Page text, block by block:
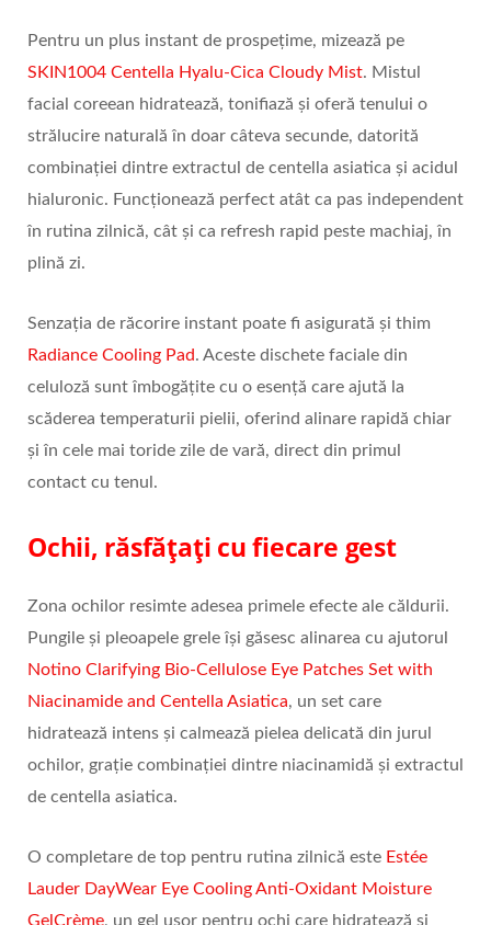
Pentru un plus instant de prospețime, mizează pe
SKIN1004 Centella Hyalu-Cica Cloudy Mist. Mistul
facial coreean hidratează, tonifiază și oferă tenului o
strălucire naturală în doar câteva secunde, datorită
combinației dintre extractul de centella asiatica și acidul
hialuronic. Funcționează perfect atât ca pas independent
în rutina zilnică, cât și ca refresh rapid peste machiaj, în
plină zi.
Senzația de răcorire instant poate fi asigurată și thim
Radiance Cooling Pad. Aceste dischete faciale din
celuloză sunt îmbogățite cu o esență care ajută la
scăderea temperaturii pielii, oferind alinare rapidă chiar
și în cele mai toride zile de vară, direct din primul
contact cu tenul.
Ochii, răsfățați cu fiecare gest
Zona ochilor resimte adesea primele efecte ale căldurii.
Pungile și pleoapele grele își găsesc alinarea cu ajutorul
Notino Clarifying Bio-Cellulose Eye Patches Set with
Niacinamide and Centella Asiatica, un set care
hidratează intens și calmează pielea delicată din jurul
ochilor, grație combinației dintre niacinamidă și extractul
de centella asiatica.
O completare de top pentru rutina zilnică este Estée
Lauder DayWear Eye Cooling Anti-Oxidant Moisture
GelCrème, un gel ușor pentru ochi care hidratează și